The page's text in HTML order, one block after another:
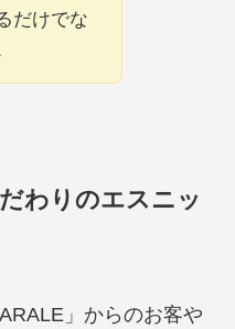
だけでな
わりのエスニッ
」からのお客や